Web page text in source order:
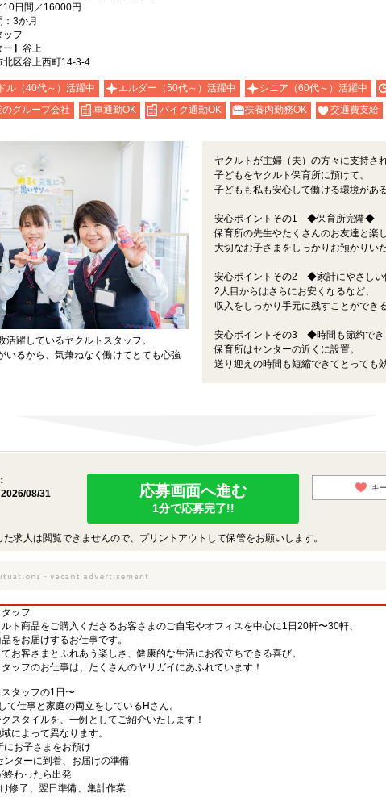
日間／16000円
3か月
ッフ
ー】谷上
北区谷上西町14-3-4
ル（40代～）活躍中 エルダー（50代～）活躍中 シニア（60代～）活躍中
グループ会社
車通勤OK バイク通勤OK 扶養内勤務OK 交通費支給
活躍しているヤクルトスタッフ。
いるから、気兼ねなく働けてとても心強
ヤクルトが主婦（夫）の方々に支持さ
子どもをヤクルト保育所に預けて、
子どもも私も安心して働ける環境がある
安心ポイントその1 ◆保育所完備◆
保育所の先生やたくさんのお友達と楽
大切なお子さまをしっかりお預かりいた
安心ポイントその2 ◆家計にやさし
2人目からはさらにお安くなるなど、
収入をしっかり手元に残すことができ
安心ポイントその3 ◆時間も節約で
保育所はセンターの近くに設置。
送り迎えの時間も短縮できてとっても
08/31
応募画面へ進む
1分で応募完了!!
キ
求人は閲覧できませんので、プリントアウトして保管をお願いします。
ッフ
ト商品をご購入くださるお客さまのご自宅やオフィスを中心に1日20軒〜30軒、
をお届けするお仕事です。
お客さまとふれあう楽しさ、健康的な生活にお役立ちできる喜び。
ッフのお仕事は、たくさんのヤリガイにあふれています！
タッフの1日〜
て仕事と家庭の両立をしているHさん。
スタイルを、一例としてご紹介いたします！
によって異なります。
にお子さまをお預け
ンターに到着、お届けの準備
終わったら出発
修了、翌日準備、集計作業